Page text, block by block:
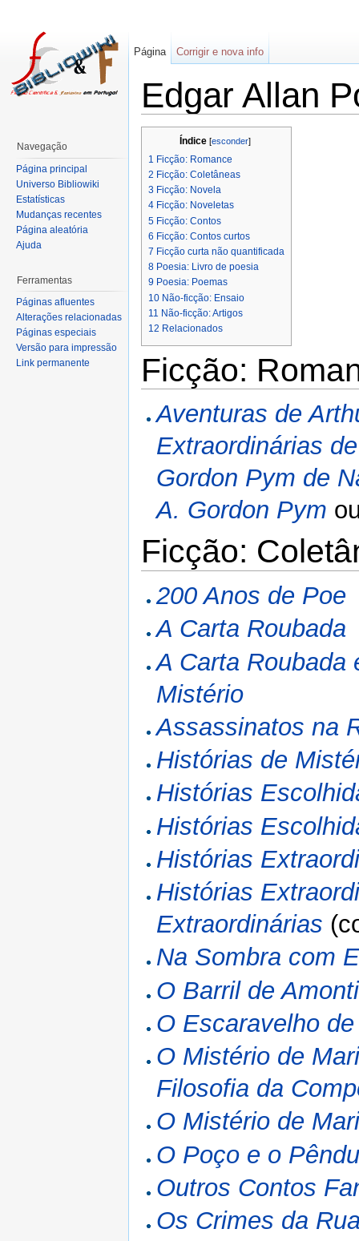
Edgar Allan
Índice [esconder]
1 Ficção: Romance
2 Ficção: Coletâneas
3 Ficção: Novela
4 Ficção: Noveletas
5 Ficção: Contos
6 Ficção: Contos curtos
7 Ficção curta não quantificada
8 Poesia: Livro de poesia
9 Poesia: Poemas
10 Não-ficção: Ensaio
11 Não-ficção: Artigos
12 Relacionados
Ficção:
Aventuras de
Extraordinárias
Gordon Pym de
A. Gordon Pym
Ficção:
200 Anos de Poe
A Carta Roubada
A Carta Roubada
Mistério
Assassinatos na
Histórias de
Histórias
Histórias
Histórias
Histórias
Extraordinárias
Na Sombra com
O Barril de
O Escaravelho
O Mistério de
Filosofia da
O Mistério de
O Poço e o
Outros Contos
Os Crimes da
Página Corrigir e nova info
Navegação
Página principal
Universo Bibliowiki
Estatísticas
Mudanças recentes
Página aleatória
Ajuda
Ferramentas
Páginas afluentes
Alterações relacionadas
Páginas especiais
Versão para impressão
Link permanente